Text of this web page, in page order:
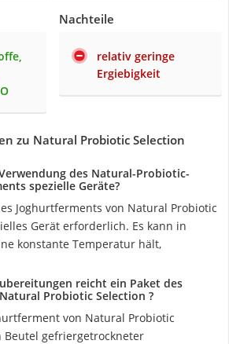
Nachteile
relativ geringe
Ergiebigkeit
zu Natural Probiotic Selection
des Natural-Probiotic-
spezielle Geräte?
Joghurtferments von Natural Probiotic
Gerät erforderlich. Es kann in
konstante Temperatur hält,
reicht ein Paket des
Probiotic Selection ?
von Natural Probiotic
Beutel gefriergetrockneter